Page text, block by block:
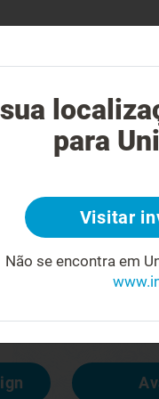
tratamento Invisalign?
feia
mas
para
Visitar
Não se encontra em